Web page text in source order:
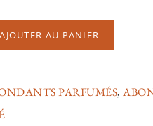
AJOUTER AU PANIER
PARFUMÉS,